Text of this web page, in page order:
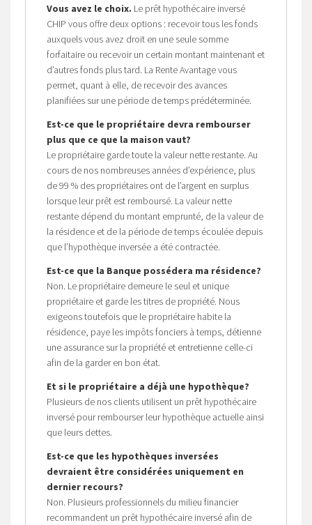
Vous avez le choix. Le prêt hypothécaire inversé
CHIP vous offre deux options : recevoir tous les fonds
auxquels vous avez droit en une seule somme
forfaitaire ou recevoir un certain montant maintenant et
d’autres fonds plus tard. La Rente Avantage vous
permet, quant à elle, de recevoir des avances
planifiées sur une période de temps prédéterminée.
Est-ce que le propriétaire devra rembourser
plus que ce que la maison vaut?
Le propriétaire garde toute la valeur nette restante. Au
cours de nos nombreuses années d’expérience, plus
de 99 % des propriétaires ont de l’argent en surplus
lorsque leur prêt est remboursé. La valeur nette
restante dépend du montant emprunté, de la valeur de
la résidence et de la période de temps écoulée depuis
que l’hypothèque inversée a été contractée.
Est-ce que la Banque possédera ma résidence?
Non. Le propriétaire demeure le seul et unique
propriétaire et garde les titres de propriété. Nous
exigeons toutefois que le propriétaire habite la
résidence, paye les impôts fonciers à temps, détienne
une assurance sur la propriété et entretienne celle-ci
afin de la garder en bon état.
Et si le propriétaire a déjà une hypothèque?
Plusieurs de nos clients utilisent un prêt hypothécaire
inversé pour rembourser leur hypothèque actuelle ainsi
que leurs dettes.
Est-ce que les hypothèques inversées
devraient être considérées uniquement en
dernier recours?
Non. Plusieurs professionnels du milieu financier
recommandent un prêt hypothécaire inversé afin de